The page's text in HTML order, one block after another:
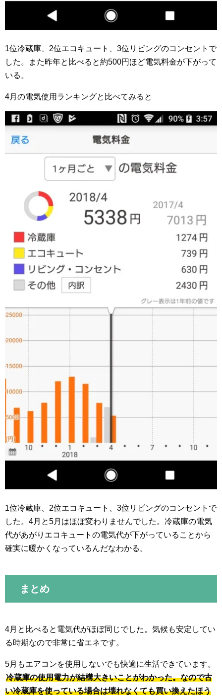
1位冷蔵庫、2位エコキュート、3位リビングのコンセントで
した。また昨年と比べると約500円ほど電気料金が下がって
いる。
4月の電気使用ランキングと比べてみると
1位冷蔵庫、2位エコキュート、3位リビングのコンセントで
した。4月と5月はほぼ変わりませんでした。冷蔵庫の電気
代があがりエコキュートの電気代が下がっていることから
確実に暖かくなっているんだなわかる。
まとめ
4月と比べると電気代がほぼ同じでした。気候も安定してい
る時期なので非常に省エネです。
5月もエアコンを使用しないでも快適に生活できています。
冷蔵庫の使用電力が結構大きいことがわかった。なので古
い冷蔵庫を使っている場合は壊れなくても買い換えたほう